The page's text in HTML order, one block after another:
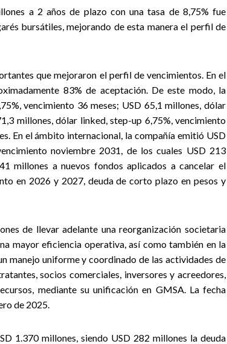
a 2 años de plazo con una tasa de 8,75% fue
bursátiles, mejorando de esta manera el perfil de
que mejoraron el perfil de vencimientos. En el
83% de aceptación. De este modo, la
vencimiento 36 meses; USD 65,1 millones, dólar
millones, dólar linked, step-up 6,75%, vencimiento
En el ámbito internacional, la compañía emitió USD
noviembre 2031, de los cuales USD 213
millones a nuevos fondos aplicados a cancelar el
en 2026 y 2027, deuda de corto plazo en pesos y
de llevar adelante una reorganización societaria
mayor eficiencia operativa, así como también en la
manejo uniforme y coordinado de las actividades de
socios comerciales, inversores y acreedores,
mediante su unificación en GMSA. La fecha
de 2025.
1.370 millones, siendo USD 282 millones la deuda